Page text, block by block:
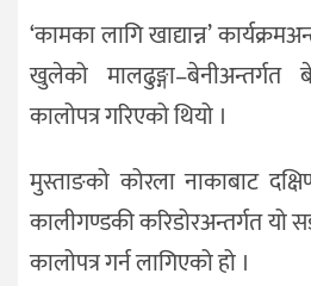
‘कामका लागि खाद्यान्न’
खुलेको मालढुङ्गा–बेनीअन्तर्गत
कालोपत्र गरिएको थियो ।
मुस्ताङको कोरला नाकाबाट
कालीगण्डकी करिडोरअन्तर्गत यो
कालोपत्र गर्न लागिएको हो ।